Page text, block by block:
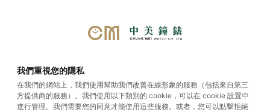
TUDOR Royal
我們重視您的隱私
在我們的網站上，我們使用幫助我們改善在線形象的服務（包括來自第三
方提供商的服務）。我們使用以下類別的 cookie，可以在 cookie 設置中
進行管理。我們需要您的同意才能使用這些服務。或者，您可以點擊拒絕